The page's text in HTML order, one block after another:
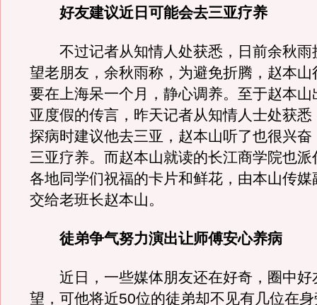
好友建议近日可能会去三亚疗养
不过记者从知情人处获悉，日前余秋雨
望老朋友，余秋雨称，为避免折腾，赵本山
要在上海呆一个月，静心调养。至于赵本山
亚度假的传言，昨天记者从知情人士处获悉
探病时建议他去三亚，赵本山听了也很兴奋
三亚疗养。而赵本山就读的长江商学院也派
各地同学们祝福的卡片和鲜花，由本山传媒
交给老班长赵本山。
徒弟争气努力演出让师傅安心养病
近日，一些媒体朋友还在好奇，圈中好
望，可他将近50位的徒弟却不见有几位在